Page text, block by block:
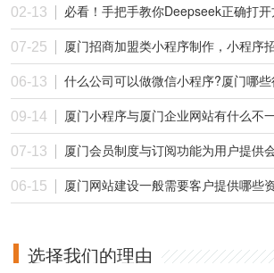
02-13 必看！手把手教你Deepseek正确打
07-25 厦门招商加盟类小程序制作，小程序
06-13 什么公司可以做微信小程序?厦门哪
09-14 厦门小程序与厦门企业网站有什么不
07-13 厦门会员制度与订阅功能为用户提供
06-15 厦门网站建设一般需要客户提供哪些
选择我们的理由